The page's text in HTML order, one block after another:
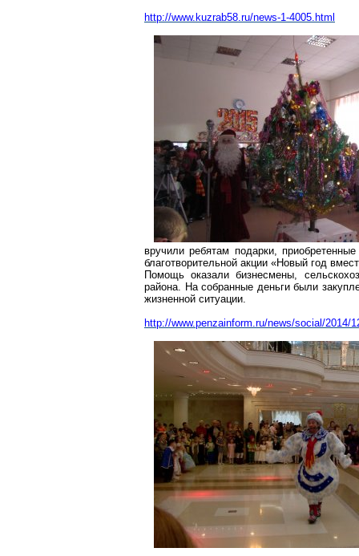
http://www.kuzrab58.ru/news-1-4005.html
вручили ребятам подарки,
благотворительной акции «Новый год
Помощь оказали бизнесмены,
района. На собранные деньги были
жизненной ситуации.
http://www.penzainform.ru/news/social/2014/